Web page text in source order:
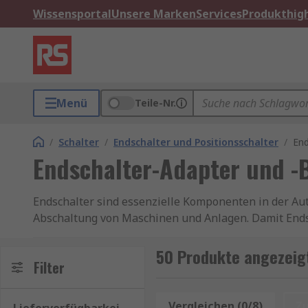
WissensportalUnsere MarkenServices
Menü Teile-Nr.
/ Schalter / Endschalter und Positionsschalter /
Endschalter-Adapter und
Endschalter sind essenzielle Komponenten in der
Abschaltung von Maschinen und Anlagen. Damit
Endschalter-Adapter sind mechanische oder
verschiedenen Umgebungen zu montieren. Sie
Filter 50 Produkte